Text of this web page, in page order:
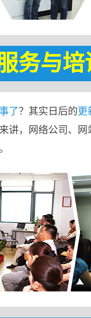
务与培
了？其实日后的更
讲，网络公司、